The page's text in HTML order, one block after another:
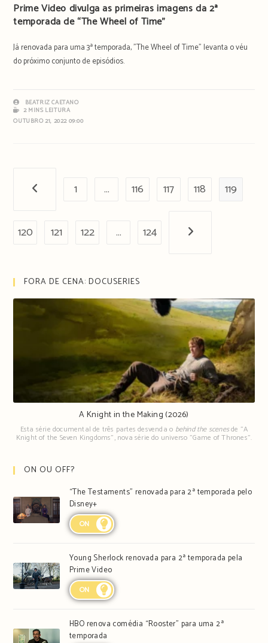
Prime Video divulga as primeiras imagens da 2ª
temporada de “The Wheel of Time”
Já renovada para uma 3ª temporada, "The Wheel of Time" levanta o véu
do próximo conjunto de episódios.
BEATRIZ CAETANO
2 MINS LEITURA
OUTUBRO 21, 2022 09:00
Página anterior
1 … 116 117 118 119
120 121 122 … 124 Próxima página
FORA DE CENA: DOCUSERIES
A Knight in the Making (2026)
Esta série documental de três partes desvenda o behind the scenesde "A
Knight of the Seven Kingdoms", nova série do universo "Game of Thrones".
ON OU OFF?
“The Testaments” renovada para 2ª temporada pelo
Disney+
ON
Young Sherlock renovada para 2ª temporada pela
Prime Video
ON
HBO renova comédia “Rooster” para uma 2ª
temporada